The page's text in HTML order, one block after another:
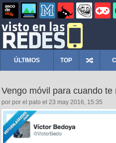
ÚLTIMOS TOP
Vengo móvil para cuando
por por el palo el 23 may 2016, 15:35